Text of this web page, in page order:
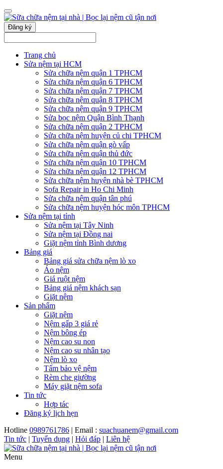
Đăng ký
Trang chủ
Sửa nệm tại HCM
Sửa chữa nệm quận 1 TPHCM
Sửa chữa nệm quận 6 TPHCM
Sửa chữa nệm quận 7 TPHCM
Sửa chữa nệm quận 8 TPHCM
Sửa chữa nệm quận 9 TPHCM
Sửa bọc nệm Quận Bình Thạnh
Sửa chữa nệm quận 2 TPHCM
Sửa chữa nệm huyện củ chi TPHCM
Sửa chữa nệm quận gò vấp
Sửa chữa nệm quận thủ đức
Sửa chữa nệm quận 10 TPHCM
Sửa chữa nệm quận 12 TPHCM
Sửa chữa nệm huyện nhà bè TPHCM
Sofa Repair in Ho Chi Minh
Sửa chữa nệm quận tân phú
Sửa chữa nệm huyện hóc môn TPHCM
Sửa nệm tại tỉnh
Sửa nệm tại Tây Ninh
Sửa nệm tại Đồng nai
Giặt nệm tỉnh Bình dương
Bảng giá
Bảng giá sửa chữa nệm lò xo
Áo nệm
Giá ruột nệm
Bảng giá nệm khách sạn
Giặt nệm
Sản phẩm
Giặt nệm
Nệm gấp 3 giá rẻ
Nệm bông ép
Nệm cao su non
Nệm cao su nhân tạo
Nệm lò xo
Tấm bảo vệ nệm
Rèm che giường
Máy giặt nệm sofa
Tin tức
Hợp tác
Đăng ký lịch hẹn
Hotline 0989761786 | Email : suachuanem@gmail.com
Tin tức | Tuyển dụng | Hỏi đáp | Liên hệ
Menu